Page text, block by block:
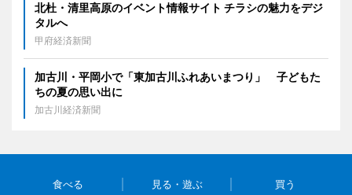
北杜・清里高原のイベント情報サイト チラシの魅力をデジ
タルへ
甲府経済新聞
加古川・平岡小で「東加古川ふれあいまつり」 子どもた
ちの夏の思い出に
加古川経済新聞
食べる 見る・遊ぶ 買う